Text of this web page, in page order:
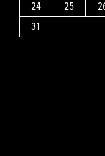
24
25
31